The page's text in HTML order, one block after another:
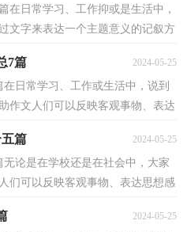
在日常学习、工作抑或是生活中，
文字来表达一个主题意义的记叙方
7篇 2024-05-25
在日常学习、工作或生活中，说到
作文人们可以反映客观事物、表达
篇 2024-05-25
论是在学校还是在社会中，大家
们可以反映客观事物、表达思想感
2024-05-25